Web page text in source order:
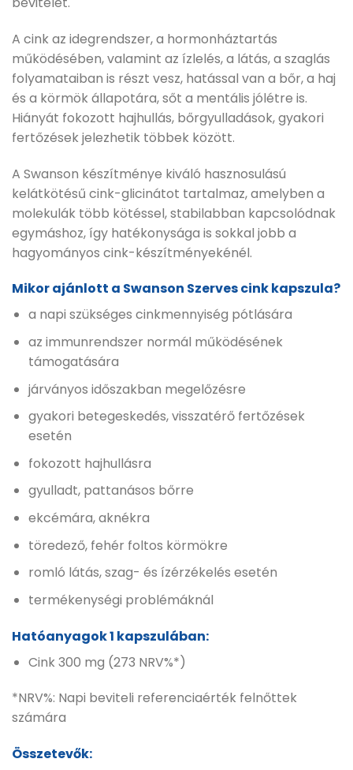
A cink az idegrendszer, a hormonháztartás
működésében, valamint az ízlelés, a látás, a szaglás
folyamataiban is részt vesz, hatással van a bőr, a haj
és a körmök állapotára, sőt a mentális jólétre is.
Hiányát fokozott hajhullás, bőrgyulladások, gyakori
fertőzések jelezhetik többek között.
A Swanson készítménye kiváló hasznosulású
kelátkötésű cink-glicinátot tartalmaz, amelyben a
molekulák több kötéssel, stabilabban kapcsolódnak
egymáshoz, így hatékonysága is sokkal jobb a
hagyományos cink-készítményekénél.
Mikor ajánlott a Swanson Szerves cink kapszula?
a napi szükséges cinkmennyiség pótlására
az immunrendszer normál működésének
támogatására
járványos időszakban megelőzésre
gyakori betegeskedés, visszatérő fertőzések
esetén
fokozott hajhullásra
gyulladt, pattanásos bőrre
ekcémára, aknékra
töredező, fehér foltos körmökre
romló látás, szag- és ízérzékelés esetén
termékenységi problémáknál
Hatóanyagok 1 kapszulában:
Cink 300 mg (273 NRV%*)
*NRV%: Napi beviteli referenciaérték felnőttek
számára
Összetevők: